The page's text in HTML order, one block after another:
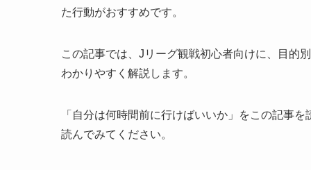
た行動がおすすめです。
この記事では、Jリーグ観戦初心者向けに、目的
わかりやすく解説します。
「自分は何時間前に行けばいいか」をこの記事
読んでみてください。